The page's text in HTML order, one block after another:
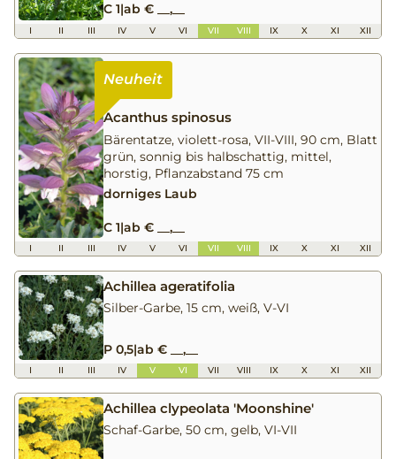
C 1|ab € __,__
I II III IV V VI VII VIII IX X XI XII
Acanthus spinosus
Bärentatze, violett-rosa, VII-VIII, 90 cm, Blatt
grün, sonnig bis halbschattig, mittel,
horstig, Pflanzabstand 75 cm
dorniges Laub
C 1|ab € __,__
I II III IV V VI VII VIII IX X XI XII
Achillea ageratifolia
Silber-Garbe, 15 cm, weiß, V-VI
P 0,5|ab € __,__
I II III IV V VI VII VIII IX X XI XII
Achillea clypeolata 'Moonshine'
Schaf-Garbe, 50 cm, gelb, VI-VII